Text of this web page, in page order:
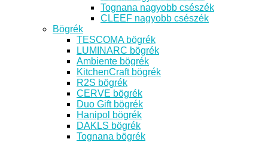
Tognana nagyobb csészék
CLEEF nagyobb csészék
Bögrék
TESCOMA bögrék
LUMINARC bögrék
Ambiente bögrék
KitchenCraft bögrék
R2S bögrék
CERVE bögrék
Duo Gift bögrék
Hanipol bögrék
DAKLS bögrék
Tognana bögrék